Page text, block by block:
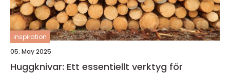
inspiration
05. May 2025
Huggknivar: Ett essentiellt verktyg för